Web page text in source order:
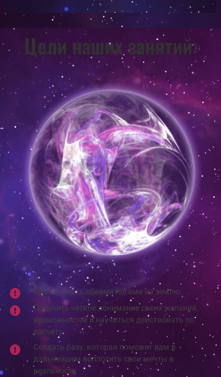
Цели наших занятий:
Прочно стать обеими ногами на землю.
Получить четкое понимание своих желаний,
возможностей и научиться действовать по
расчету.
Создать базу, которая поможет вам в
дальнейшем воплотить свои мечты в
реальность.